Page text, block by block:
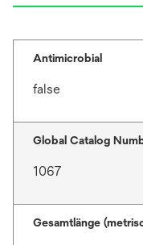
Antimicrobial
false
Global Catalog
1067
Gesamtlänge